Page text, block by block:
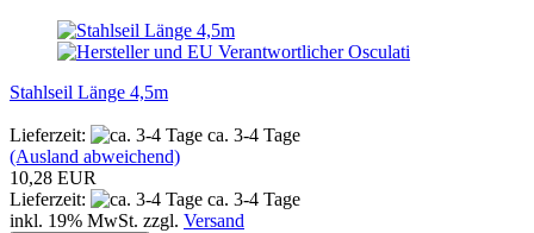
Stahlseil Länge 4,5m
Lieferzeit:
ca. 3-4 Tage
(Ausland abweichend)
10,28 EUR
Lieferzeit:
ca. 3-4 Tage
inkl. 19% MwSt. zzgl. Versand